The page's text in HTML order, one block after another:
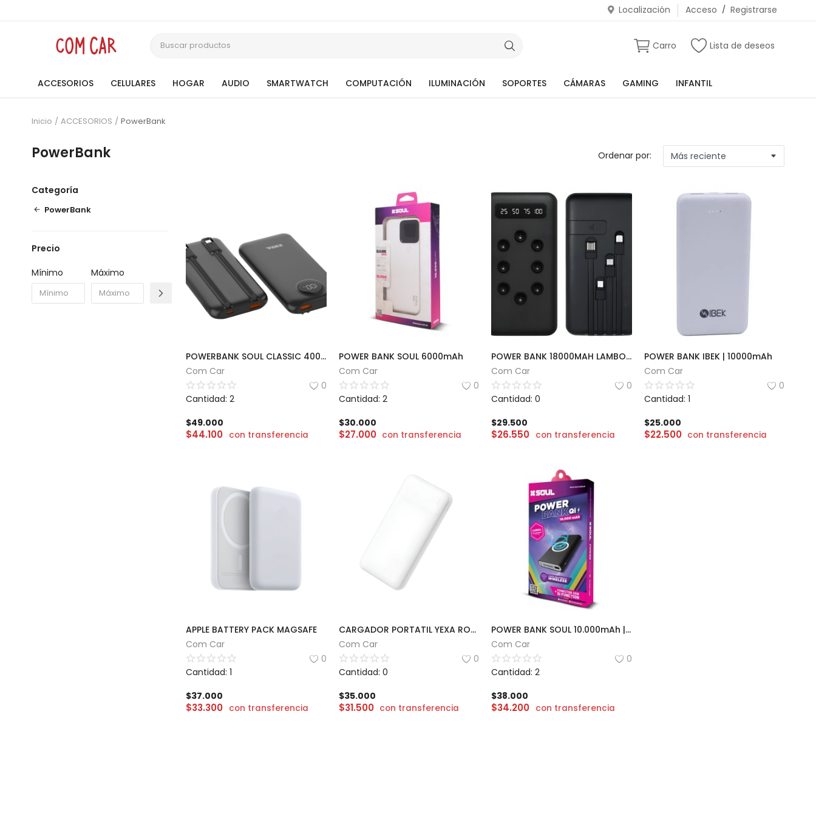
Localización Acceso / Registrarse
Carro Lista de deseos
ACCESORIOS CELULARES HOGAR AUDIO SMARTWATCH COMPUTACIÓN ILUMINACIÓN SOPORTES CÁMARAS GAMING INFANTIL
Inicio ACCESORIOS PowerBank
PowerBank Ordenar por:
Categoría
PowerBank
Precio
Mínimo
Máximo
POWERBANK SOUL CLASSIC 400 | 20000mAh
Com Car
0
Cantidad: 2
$49.000
$44.100 con transferencia
POWER BANK SOUL 6000mAh
Com Car
0
Cantidad: 2
$30.000
$27.000 con transferencia
POWER BANK 18000MAH LAMBO TECH | PL-79
Com Car
0
Cantidad: 0
$29.500
$26.550 con transferencia
POWER BANK IBEK | 10000mAh
Com Car
0
Cantidad: 1
$25.000
$22.500 con transferencia
APPLE BATTERY PACK MAGSAFE
Com Car
0
Cantidad: 1
$37.000
$33.300 con transferencia
CARGADOR PORTATIL YEXA ROCKET | 20000mAh
Com Car
0
Cantidad: 0
$35.000
$31.500 con transferencia
POWER BANK SOUL 10.000mAh | CARGA INALAMBRICA
Com Car
0
Cantidad: 2
$38.000
$34.200 con transferencia